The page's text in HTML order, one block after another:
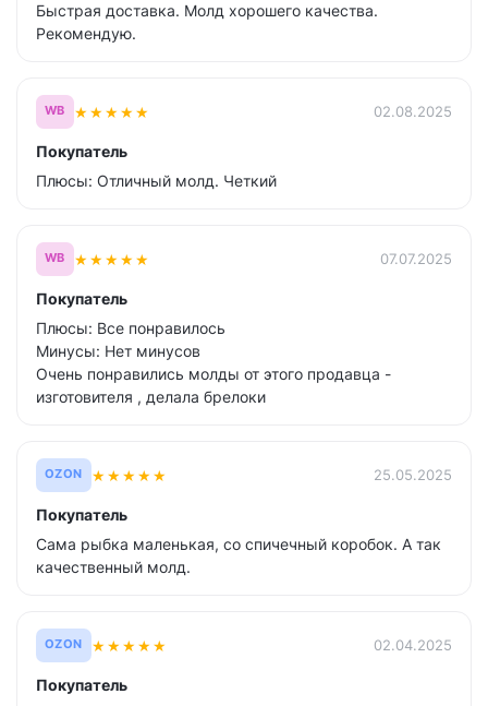
Быстрая доставка. Молд хорошего качества.
Рекомендую.
WB ★★★★★ 02.08.2025
Покупатель
Плюсы: Отличный молд. Четкий
WB ★★★★★ 07.07.2025
Покупатель
Плюсы: Все понравилось
Минусы: Нет минусов
Очень понравились молды от этого продавца -
изготовителя , делала брелоки
OZON ★★★★★ 25.05.2025
Покупатель
Сама рыбка маленькая, со спичечный коробок. А так
качественный молд.
OZON ★★★★★ 02.04.2025
Покупатель